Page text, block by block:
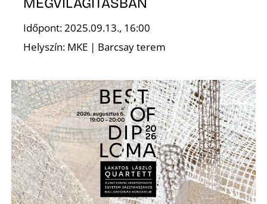
Időpont: 2025.09.13., 16:00
Helyszín: MKE | Barcsay terem